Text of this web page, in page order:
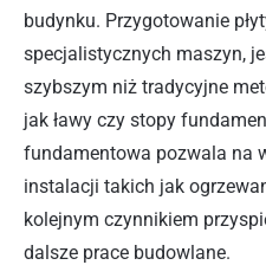
budynku. Przygotowanie
specjalistycznych maszyn,
szybszym niż tradycyjne
jak ławy czy stopy
fundamentowa pozwala na
instalacji takich jak
kolejnym czynnikiem
dalsze prace budowlane.